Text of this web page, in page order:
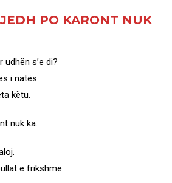
PO KARONT NUK
s’e di?
i natës
këtu.
nuk ka.
e frikshme.